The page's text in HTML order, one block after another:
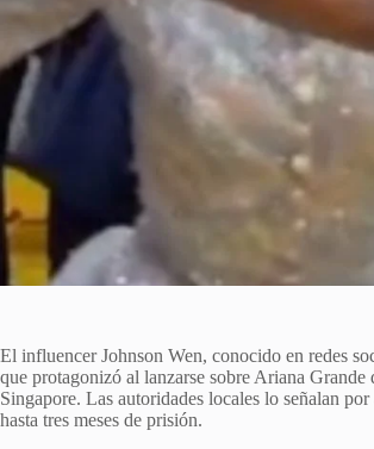
El influencer Johnson Wen, conocido en redes
que protagonizó al lanzarse sobre Ariana
Singapore. Las autoridades locales lo señalan
hasta tres meses de prisión.